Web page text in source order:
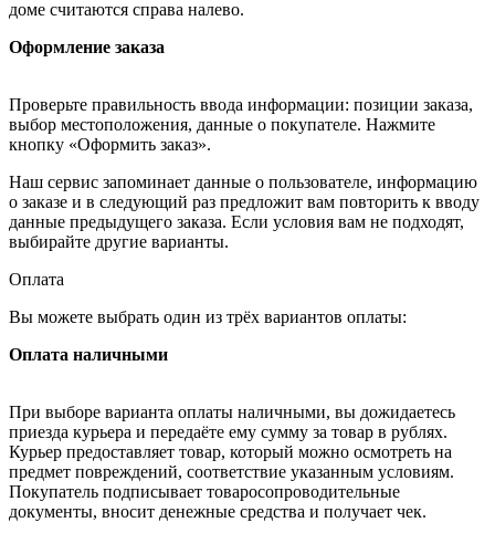
доме считаются справа налево.
Оформление заказа
Проверьте правильность ввода информации: позиции заказа,
выбор местоположения, данные о покупателе. Нажмите
кнопку «Оформить заказ».
Наш сервис запоминает данные о пользователе, информацию
о заказе и в следующий раз предложит вам повторить к вводу
данные предыдущего заказа. Если условия вам не подходят,
выбирайте другие варианты.
Оплата
Вы можете выбрать один из трёх вариантов оплаты:
Оплата наличными
При выборе варианта оплаты наличными, вы дожидаетесь
приезда курьера и передаёте ему сумму за товар в рублях.
Курьер предоставляет товар, который можно осмотреть на
предмет повреждений, соответствие указанным условиям.
Покупатель подписывает товаросопроводительные
документы, вносит денежные средства и получает чек.